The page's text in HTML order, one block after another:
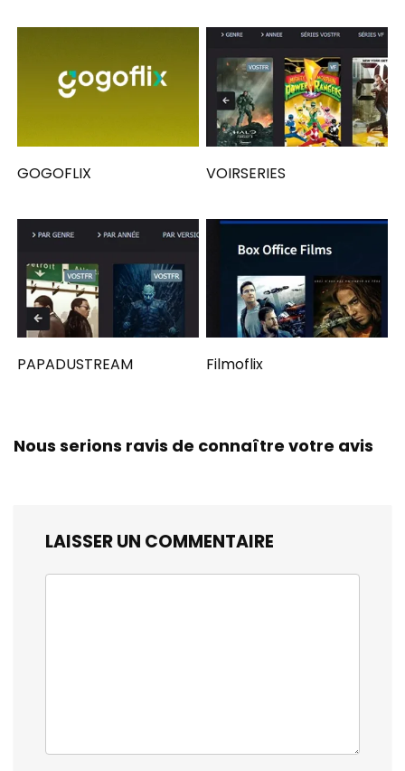
GOGOFLIX VOIRSERIES
PAPADUSTREAM Filmoflix
Nous serions ravis de connaître votre avis
LAISSER UN COMMENTAIRE